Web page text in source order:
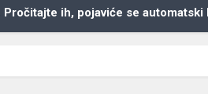
Pročitajte ih, pojaviće se